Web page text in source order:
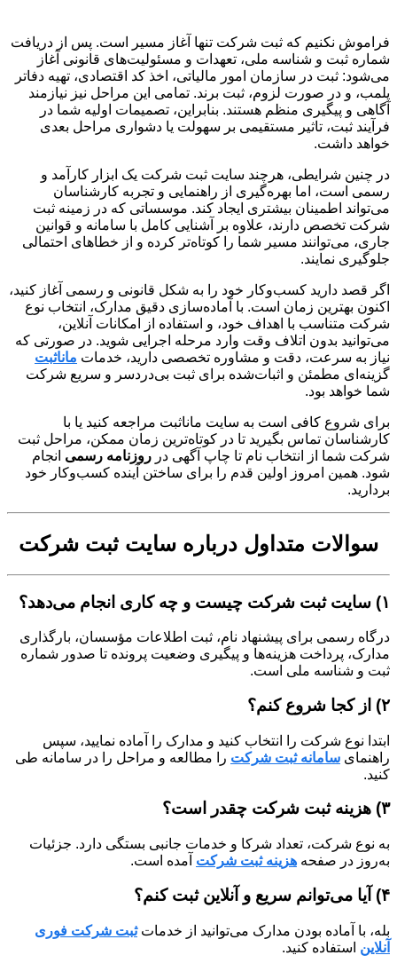
فراموش نکنیم که ثبت شرکت تنها آغاز مسیر است. پس از دریافت
شماره ثبت و شناسه ملی، تعهدات و مسئولیت‌های قانونی آغاز
می‌شود: ثبت در سازمان امور مالیاتی، اخذ کد اقتصادی، تهیه دفاتر
پلمب، و در صورت لزوم، ثبت برند. تمامی این مراحل نیز نیازمند
آگاهی و پیگیری منظم هستند. بنابراین، تصمیمات اولیه شما در
فرآیند ثبت، تاثیر مستقیمی بر سهولت یا دشواری مراحل بعدی
خواهد داشت.
در چنین شرایطی، هرچند سایت ثبت شرکت یک ابزار کارآمد و
رسمی است، اما بهره‌گیری از راهنمایی و تجربه کارشناسان
می‌تواند اطمینان بیشتری ایجاد کند. موسساتی که در زمینه ثبت
شرکت تخصص دارند، علاوه بر آشنایی کامل با سامانه و قوانین
جاری، می‌توانند مسیر شما را کوتاه‌تر کرده و از خطاهای احتمالی
جلوگیری نمایند.
اگر قصد دارید کسب‌وکار خود را به شکل قانونی و رسمی آغاز کنید،
اکنون بهترین زمان است. با آماده‌سازی دقیق مدارک، انتخاب نوع
شرکت متناسب با اهداف خود، و استفاده از امکانات آنلاین،
می‌توانید بدون اتلاف وقت وارد مرحله اجرایی شوید. در صورتی که
نیاز به سرعت، دقت و مشاوره تخصصی دارید، خدمات مانا‌ثبت
گزینه‌ای مطمئن و اثبات‌شده برای ثبت بی‌دردسر و سریع شرکت
شما خواهد بود.
برای شروع کافی است به سایت مانا‌ثبت مراجعه کنید یا با
کارشناسان تماس بگیرید تا در کوتاه‌ترین زمان ممکن، مراحل ثبت
شرکت شما از انتخاب نام تا چاپ آگهی در روزنامه رسمی انجام
شود. همین امروز اولین قدم را برای ساختن آینده کسب‌وکار خود
بردارید.
سوالات متداول درباره سایت ثبت شرکت
۱) سایت ثبت شرکت چیست و چه کاری انجام می‌دهد؟
درگاه رسمی برای پیشنهاد نام، ثبت اطلاعات مؤسسان، بارگذاری
مدارک، پرداخت هزینه‌ها و پیگیری وضعیت پرونده تا صدور شماره
ثبت و شناسه ملی است.
۲) از کجا شروع کنم؟
ابتدا نوع شرکت را انتخاب کنید و مدارک را آماده نمایید، سپس
راهنمای سامانه ثبت شرکت را مطالعه و مراحل را در سامانه طی
کنید.
۳) هزینه ثبت شرکت چقدر است؟
به نوع شرکت، تعداد شرکا و خدمات جانبی بستگی دارد. جزئیات
به‌روز در صفحه هزینه ثبت شرکت آمده است.
۴) آیا می‌توانم سریع و آنلاین ثبت کنم؟
بله، با آماده بودن مدارک می‌توانید از خدماتثبت شرکت فوری
آنلاین استفاده کنید.